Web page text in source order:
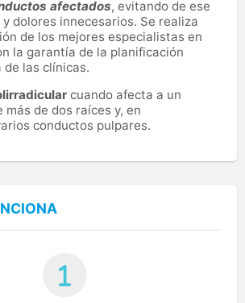
afectados, evitando de ese
dolores innecesarios. Se realiza
de los mejores especialistas en
la garantía de la planificación
las clínicas.
cuando afecta a un
de dos raíces y, en
conductos pulpares.